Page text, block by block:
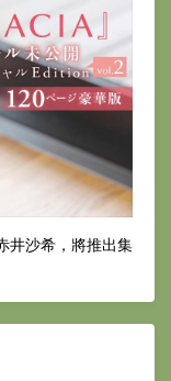
井沙希，將推出集